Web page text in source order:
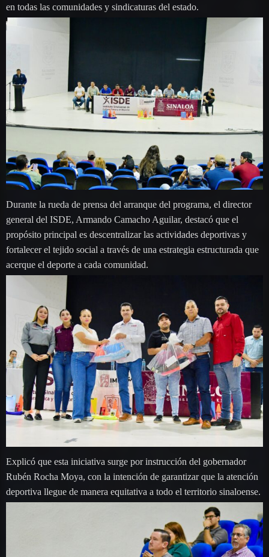
en todas las comunidades y sindicaturas del estado.
Durante la rueda de prensa del arranque del programa, el director
general del ISDE, Armando Camacho Aguilar, destacó que el
propósito principal es descentralizar las actividades deportivas y
fortalecer el tejido social a través de una estrategia estructurada que
acerque el deporte a cada comunidad.
Explicó que esta iniciativa surge por instrucción del gobernador
Rubén Rocha Moya, con la intención de garantizar que la atención
deportiva llegue de manera equitativa a todo el territorio sinaloense.